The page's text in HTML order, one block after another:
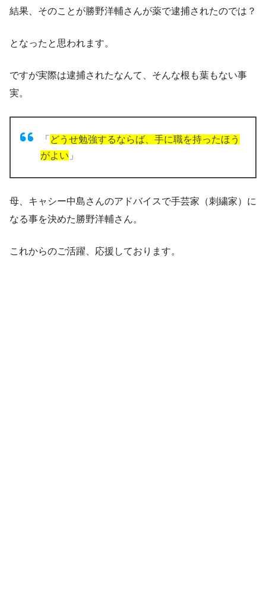
結果、そのことが勝野洋輔さんが薬で逮捕されたのでは？
となったと思われます。
ですが実際は逮捕されたなんて、そんな根も葉もない事
実。
「 どうせ勉強するならば、手に職を持ったほう
がよい 」
母、キャシー中島さんのアドバイスで手芸家（刺繍家）に
なる事を決めた勝野洋輔さん。
これからのご活躍、応援しております。